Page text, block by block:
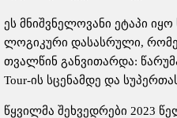
ეს მნიშვნელოვანი ეტაპი
ლოგიკური დასასრული,
თვალწინ განვითარდა:
Tour-ის სცენამდე და
წყვილმა შეხვედრები 2023